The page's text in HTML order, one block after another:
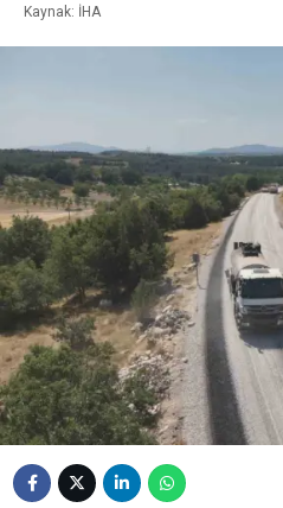
Kaynak: İHA